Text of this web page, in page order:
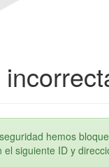
hemos
siguiente ID y